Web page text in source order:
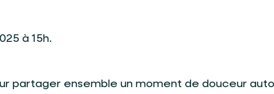
à 15h.
partager ensemble un moment de douceur